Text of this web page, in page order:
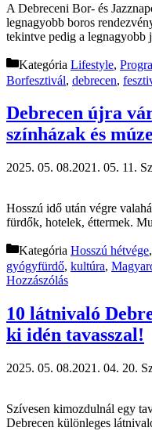
A Debreceni Bor- és
legnagyobb boros
tekintve pedig a legnagyobb
Kategória Lifestyle,
Borfesztivál, debrecen,
Debrecen újra
színházak és
2025. 05. 08.2021. 05. 11.
Hosszú idő után végre
fürdők, hotelek, éttermek.
Kategória Hosszú hétvége,
gyógyfürdő, kultúra,
Hozzászólás
10 látnivaló
ki idén tavasszal!
2025. 05. 08.2021. 04. 20.
Szívesen kimozdulnál egy
Debrecen különleges